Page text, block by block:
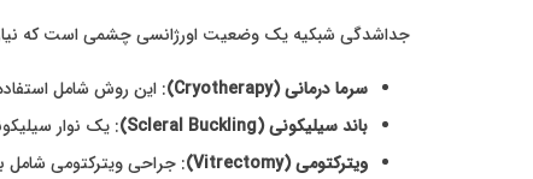
جداشدگی شبکیه یک وضعیت اورژانسی چشمی است که
سرما درمانی (Cryotherapy)
: این روش شامل
باند سیلیکونی (Scleral Buckling)
: یک نوار
ویترکتومی (Vitrectomy)
: جراحی ویترکتومی شامل